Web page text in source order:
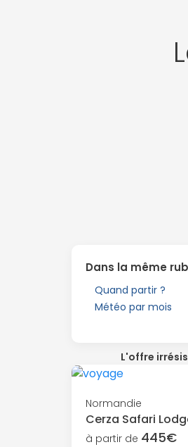
Dans la même
Quand partir ?
Météo par mois
L'offre
Normandie
Cerza Safari
à partir de 445€